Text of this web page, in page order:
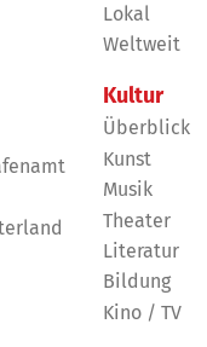
Lokal
Weltweit
Kultur
Überblick
Kunst
Musik
Theater
Literatur
Bildung
Kino / TV